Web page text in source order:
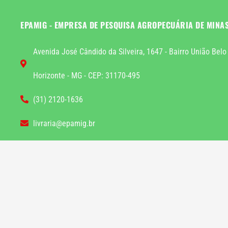
EPAMIG - EMPRESA DE PESQUISA AGROPECUÁRIA DE
Avenida José Cândido da Silveira, 1647 - Bairro União Belo
Horizonte - MG - CEP: 31170-495
(31) 2120-1636
livraria@epamig.br